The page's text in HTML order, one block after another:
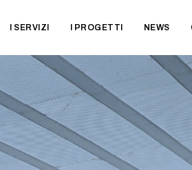
I SERVIZI I PROGETTI NEWS